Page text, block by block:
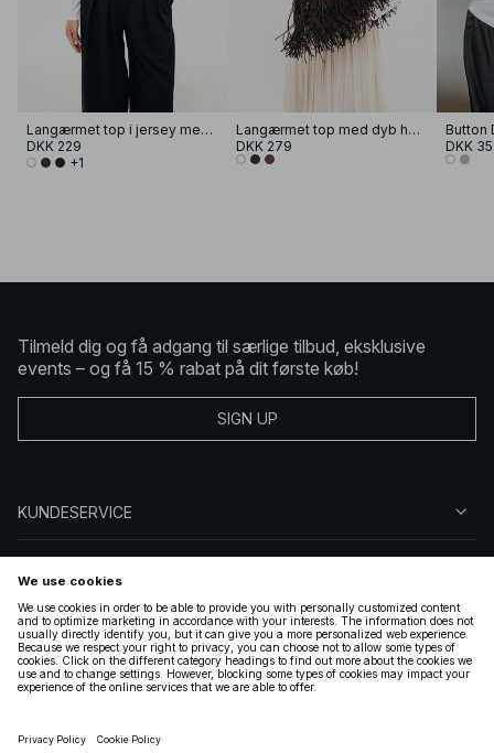
Langærmet top i jersey med drapering
DKK 229
+1
Langærmet top med dyb halsudskæring
DKK 279
DKK
Tilmeld dig og få adgang til særlige tilbud, eksklusive
events – og få 15 % rabat på dit første køb!
SIGN UP
KUNDESERVICE
FØLG OS
GYLDIGE